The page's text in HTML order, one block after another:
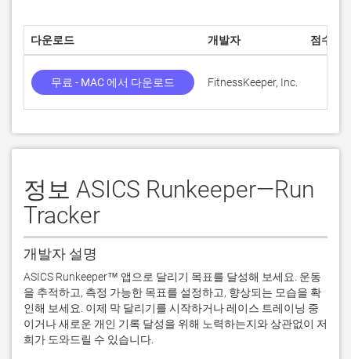
다운로드 개발자 점수
무료 - MAC 에서 다운로드 FitnessKeeper, Inc.
정보 ASICS Runkeeper—Run
Tracker
개발자 설명
ASICS Runkeeper™ 앱으로 달리기 목표를 달성해 보세요. 운동
을 추적하고, 측정 가능한 목표를 설정하고, 향상되는 모습을 확
인해 보세요. 이제 막 달리기를 시작하거나 레이스 트레이닝 중
이거나 새로운 개인 기록 달성을 위해 노력하는지와 상관없이 저
희가 도와드릴 수 있습니다.